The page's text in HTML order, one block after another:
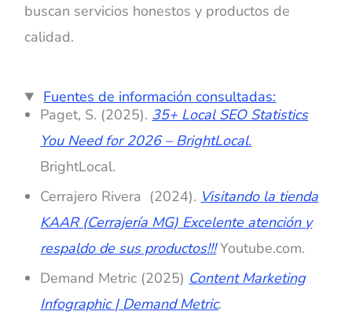
buscan servicios honestos y productos de
calidad.
Fuentes de información consultadas:
Paget, S. (2025). 35+ Local SEO Statistics
You Need for 2026 – BrightLocal.
BrightLocal.
‌Cerrajero Rivera (2024). ‌ Visitando la tienda
KAAR (Cerrajería MG) Excelente atención y
respaldo de sus productos!!!Youtube.com.
Demand Metric (2025) Content Marketing
Infographic | Demand Metric.